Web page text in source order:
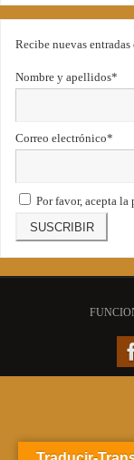
Recibe nuevas entradas
Nombre y apellidos*
Correo electrónico*
Por favor, acepta